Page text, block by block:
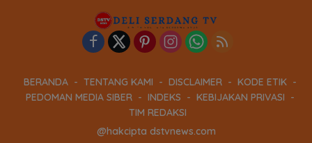
BERANDA TENTANG KAMI DISCLAIMER
KODE ETIK
PEDOMAN MEDIA SIBER
INDEKS
KEBIJAKAN PRIVASI
TIM REDAKSI
@hakcipta dstvnews.com